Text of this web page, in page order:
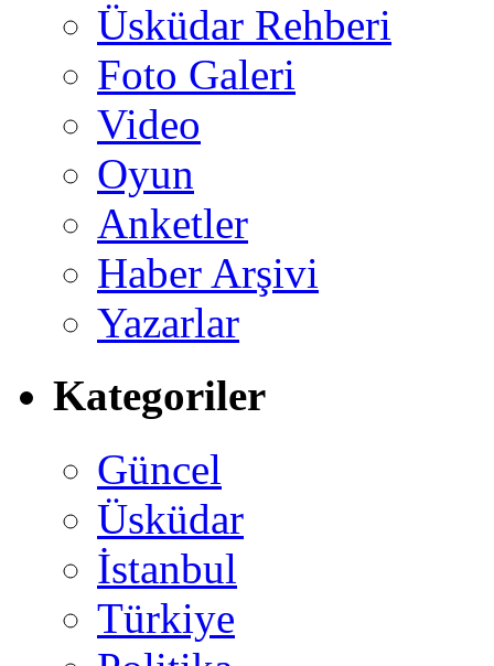
Üsküdar Rehberi
Foto Galeri
Video
Oyun
Anketler
Haber Arşivi
Yazarlar
Kategoriler
Güncel
Üsküdar
İstanbul
Türkiye